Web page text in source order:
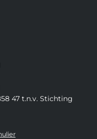
47 t.n.v. Stichting